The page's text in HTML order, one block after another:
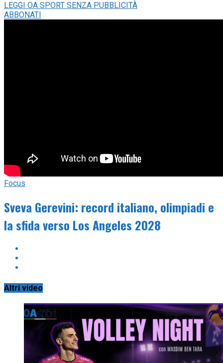
LEGGI OA SPORT SENZA PUBBLICITÀ
ABBONATI
Focus
Sveva Gerevini: record italiano, olimpiadi e
la sfida verso Los Angeles 2028
Altri video